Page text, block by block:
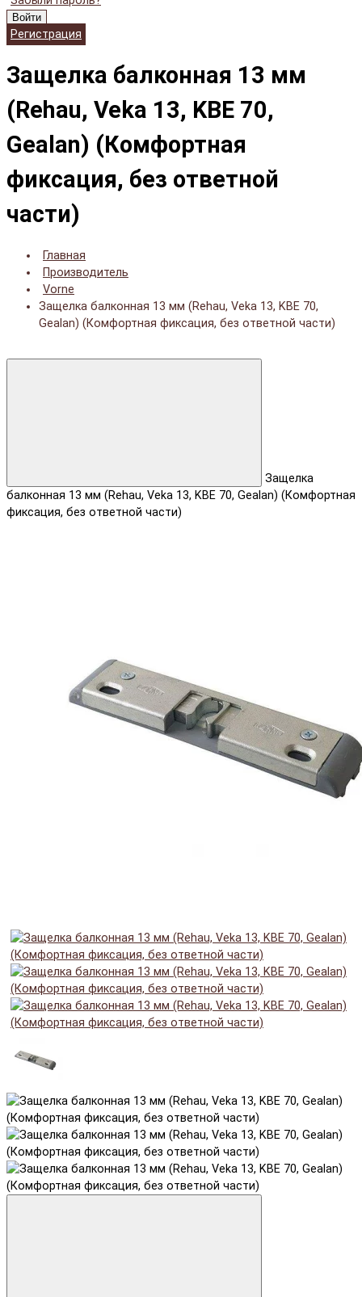
Войти
Регистрация
Защелка балконная 13 мм
(Rehau, Veka 13, KBE 70,
Gealan) (Комфортная
фиксация, без ответной
части)
Главная
Производитель
Vorne
Защелка балконная 13 мм (Rehau, Veka 13, KBE 70,
Gealan) (Комфортная фиксация, без ответной части)
Защелка
балконная 13 мм (Rehau, Veka 13, KBE 70, Gealan) (Комфортная
фиксация, без ответной части)